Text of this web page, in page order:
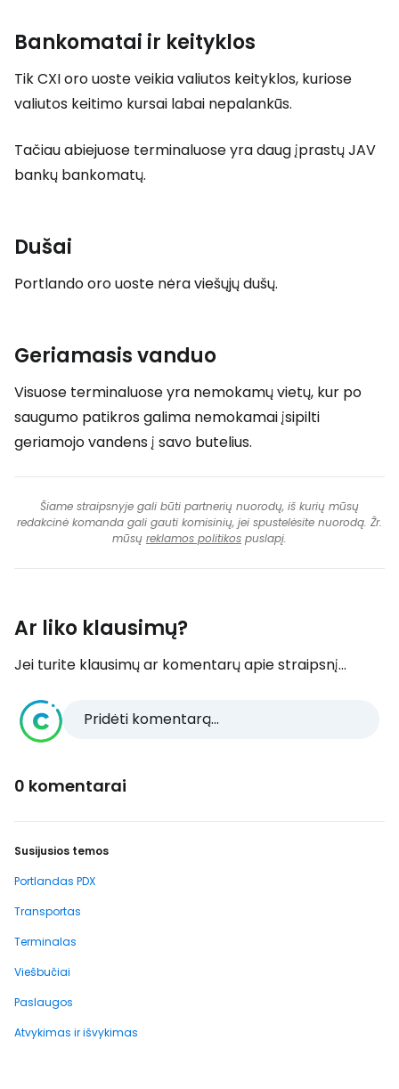
Bankomatai ir keityklos
Tik CXI oro uoste veikia valiutos keityklos, kuriose
valiutos keitimo kursai labai nepalankūs.
Tačiau abiejuose terminaluose yra daug įprastų JAV
bankų bankomatų.
Dušai
Portlando oro uoste nėra viešųjų dušų.
Geriamasis vanduo
Visuose terminaluose yra nemokamų vietų, kur po
saugumo patikros galima nemokamai įsipilti
geriamojo vandens į savo butelius.
Šiame straipsnyje gali būti partnerių nuorodų, iš kurių mūsų
redakcinė komanda gali gauti komisinių, jei spustelėsite nuorodą. Žr.
mūsų reklamos politikos puslapį.
Ar liko klausimų?
Jei turite klausimų ar komentarų apie straipsnį...
Pridėti komentarą...
0 komentarai
Susijusios temos
Portlandas PDX
Transportas
Terminalas
Viešbučiai
Paslaugos
Atvykimas ir išvykimas